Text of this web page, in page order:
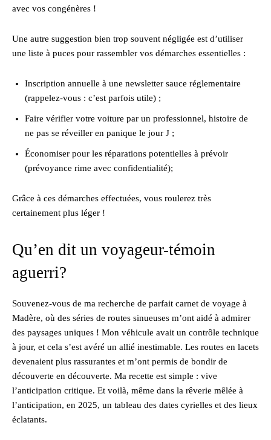
avec vos congénères !
Une autre suggestion bien trop souvent négligée est d’utiliser
une liste à puces pour rassembler vos démarches essentielles :
Inscription annuelle à une newsletter sauce réglementaire
(rappelez-vous : c’est parfois utile) ;
Faire vérifier votre voiture par un professionnel, histoire de
ne pas se réveiller en panique le jour J ;
Économiser pour les réparations potentielles à prévoir
(prévoyance rime avec confidentialité);
Grâce à ces démarches effectuées, vous roulerez très
certainement plus léger !
Qu’en dit un voyageur-témoin
aguerri?
Souvenez-vous de ma recherche de parfait carnet de voyage à
Madère, où des séries de routes sinueuses m’ont aidé à admirer
des paysages uniques ! Mon véhicule avait un contrôle technique
à jour, et cela s’est avéré un allié inestimable. Les routes en lacets
devenaient plus rassurantes et m’ont permis de bondir de
découverte en découverte. Ma recette est simple : vive
l’anticipation critique. Et voilà, même dans la rêverie mêlée à
l’anticipation, en 2025, un tableau des dates cyrielles et des lieux
éclatants.